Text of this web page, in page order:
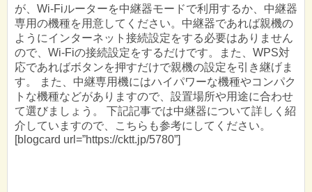
が、Wi-Fiルーターを中継器モードで利用するか、中継器
専用の機種を用意してください。中継器であれば親機の
ようにインターネット接続設定をする必要はありません
ので、Wi-Fiの接続設定をするだけです。また、WPS対
応であればボタンを押すだけで親機の設定を引き継げま
す。 また、中継専用機にはハイパワーな機種やコンパク
トな機種などがありますので、設置場所や用途に合わせ
て選びましょう。 下記記事では中継器について詳しく紹
介していますので、こちらも参考にしてください。
[blogcard url=”https://cktt.jp/5780”]